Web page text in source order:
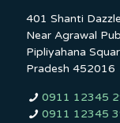
401 Shanti
Near Agrawal
Pipliyahana
Pradesh 452016
0911 12345
0911 12345